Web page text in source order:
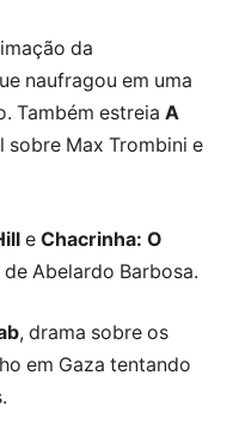
da
naufragou em uma
Também estreia A
sobre Max Trombini e
e Chacrinha: O
Abelardo Barbosa.
, drama sobre os
em Gaza tentando